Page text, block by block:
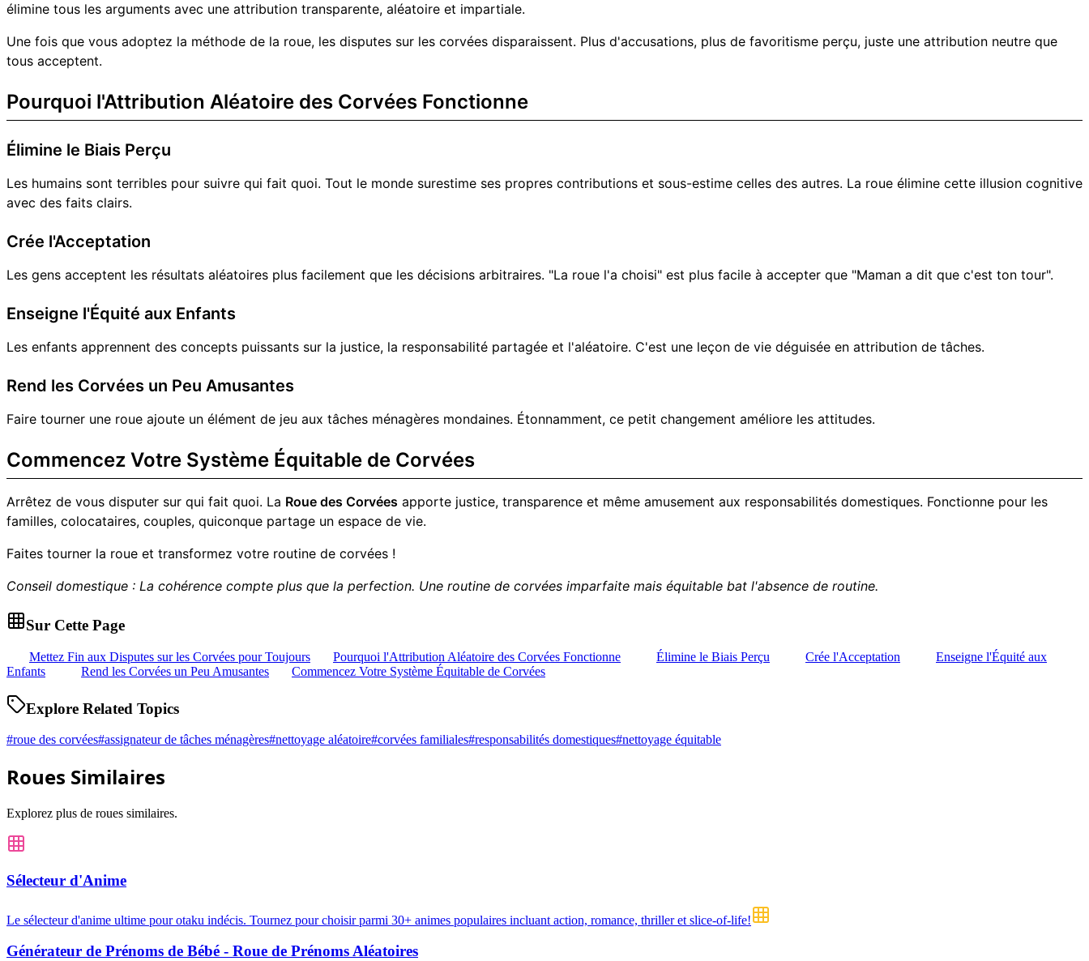
élimine tous les arguments avec une attribution transparente, aléatoire et impartiale.
Une fois que vous adoptez la méthode de la roue, les disputes sur les corvées disparaissent. Plus d'accusations, plus de favoritisme perçu, juste une attribution neutre que
tous acceptent.
Pourquoi l'Attribution Aléatoire des Corvées Fonctionne
Élimine le Biais Perçu
Les humains sont terribles pour suivre qui fait quoi. Tout le monde surestime ses propres contributions et sous-estime celles des autres. La roue élimine cette illusion cognitive
avec des faits clairs.
Crée l'Acceptation
Les gens acceptent les résultats aléatoires plus facilement que les décisions arbitraires. "La roue l'a choisi" est plus facile à accepter que "Maman a dit que c'est ton tour".
Enseigne l'Équité aux Enfants
Les enfants apprennent des concepts puissants sur la justice, la responsabilité partagée et l'aléatoire. C'est une leçon de vie déguisée en attribution de tâches.
Rend les Corvées un Peu Amusantes
Faire tourner une roue ajoute un élément de jeu aux tâches ménagères mondaines. Étonnamment, ce petit changement améliore les attitudes.
Commencez Votre Système Équitable de Corvées
Arrêtez de vous disputer sur qui fait quoi. La Roue des Corvées apporte justice, transparence et même amusement aux responsabilités domestiques. Fonctionne pour les
familles, colocataires, couples, quiconque partage un espace de vie.
Faites tourner la roue et transformez votre routine de corvées !
Conseil domestique : La cohérence compte plus que la perfection. Une routine de corvées imparfaite mais équitable bat l'absence de routine.
Sur Cette Page
Mettez Fin aux Disputes sur les Corvées pour Toujours Pourquoi l'Attribution Aléatoire des Corvées Fonctionne Élimine le Biais Perçu Crée l'Acceptation
Enseigne l'Équité aux
Enfants
Rend les Corvées un Peu Amusantes Commencez Votre Système Équitable de Corvées
Explore Related Topics
#roue des corvées#assignateur de tâches ménagères#nettoyage aléatoire#corvées familiales#responsabilités domestiques#nettoyage équitable
Roues Similaires
Explorez plus de roues similaires.
Sélecteur d'Anime
Le sélecteur d'anime ultime pour otaku indécis. Tournez pour choisir parmi 30+ animes populaires incluant action, romance, thriller et slice-of-life!
Générateur de Prénoms de Bébé - Roue de Prénoms Aléatoires